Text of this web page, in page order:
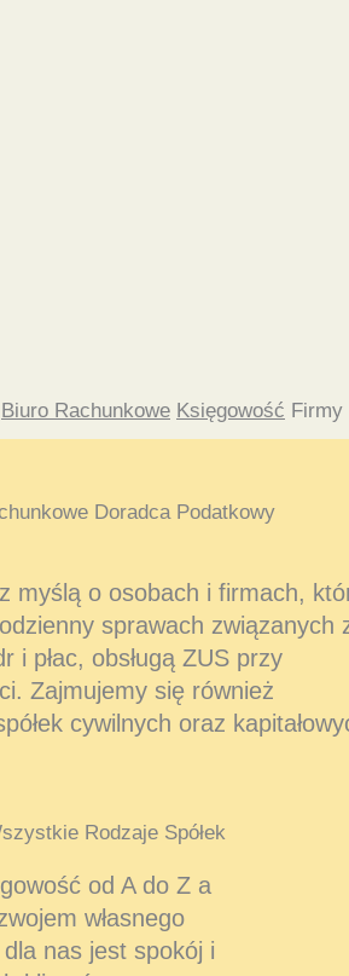
Biuro Rachunkowe Księgowość Firmy
Doradca Podatkowy
myślą o osobach i firmach,
sprawach związanych
i płac, obsługą ZUS przy
Zajmujemy się również
cywilnych oraz
Rodzaje Spółek
od A do Z a
własnego
nas jest spokój i